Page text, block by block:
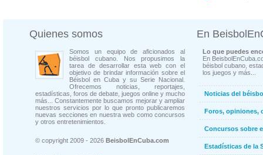
Quienes somos
Somos un equipo de aficionados al
béisbol cubano. Nos propusimos la
tarea de desarrollar esta web con el
objetivo de brindar información sobre el
Béisbol en Cuba y su Serie Nacional.
Ofrecemos noticias, reportajes,
estadísticas, foros de debate, juegos online y mucho
más... Constantemente buscamos mejorar y ampliar
nuestros servicios por lo que pronto publicaremos
nuevas secciones en nuestra web como concursos
y otros entretenimientos.
© copyright 2009 - 2026 BeisbolEnCuba.com
En
Lo que puedes
En
béisbol cubano,
los juegos y más...
Noticias del
Foros, opiniones,
Concursos sobre
Estadísticas de la